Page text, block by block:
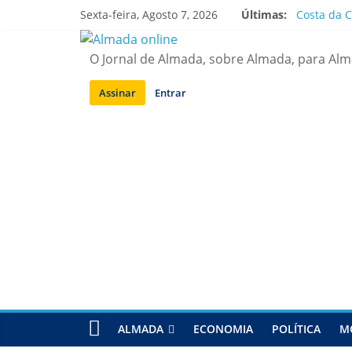
Sexta-feira, Agosto 7, 2026 Últimas:
Costa da
Ponte 25
O Jornal de Almada, sobre Almada, para
Assinar Entrar
ALMADA ECONOMIA POLÍTICA